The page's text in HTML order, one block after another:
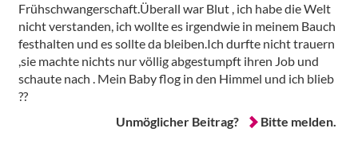
Frühschwangerschaft.Überall war Blut , ich habe die Welt
nicht verstanden, ich wollte es irgendwie in meinem Bauch
festhalten und es sollte da bleiben.Ich durfte nicht trauern
,sie machte nichts nur völlig abgestumpft ihren Job und
schaute nach . Mein Baby flog in den Himmel und ich blieb
??
Unmöglicher Beitrag?
Bitte melden.